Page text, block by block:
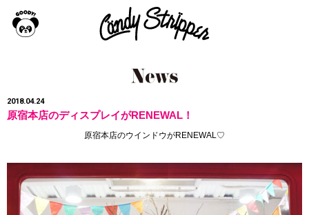
2018.04.24
原宿本店のディスプレイがRENEWAL！
原宿本店のウインドウがRENEWAL♡